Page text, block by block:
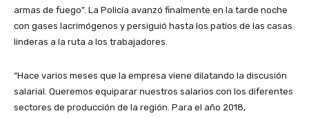
armas de fuego”. La Policía avanzó finalmente en la tarde noche
con gases lacrimógenos y persiguió hasta los patios de las casas
linderas a la ruta a los trabajadores.
“Hace varios meses que la empresa viene dilatando la discusión
salarial. Queremos equiparar nuestros salarios con los diferentes
sectores de producción de la región. Para el año 2018,